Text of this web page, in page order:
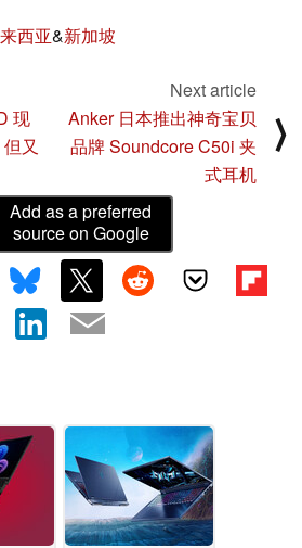
西亚&新加坡
现
又
Next article
Anker 日本推出神奇宝贝
品牌 Soundcore C50i 夹
式耳机
⟩
Add as a preferred
source on Google